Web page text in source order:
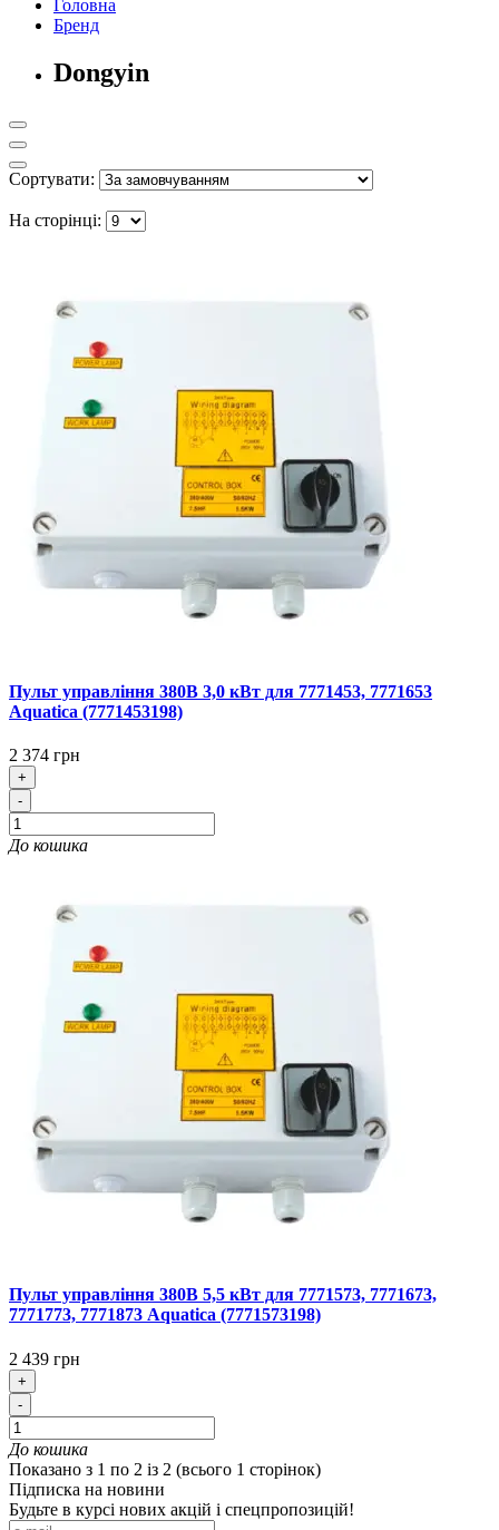
Головна
Бренд
Dongyin
Сортувати:
На сторінці:
Пульт управління 380В 3,0 кВт для 7771453, 7771653
Aquatica (7771453198)
2 374 грн
+
-
До кошика
Пульт управління 380В 5,5 кВт для 7771573, 7771673,
7771773, 7771873 Aquatica (7771573198)
2 439 грн
+
-
До кошика
Показано з 1 по 2 із 2 (всього 1 сторінок)
Підписка на новини
Будьте в курсі нових акцій і спецпропозицій!